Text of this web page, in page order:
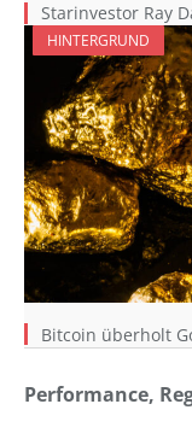
Starinvestor Ray
HINTERGRUND
Bitcoin überholt
Performance,